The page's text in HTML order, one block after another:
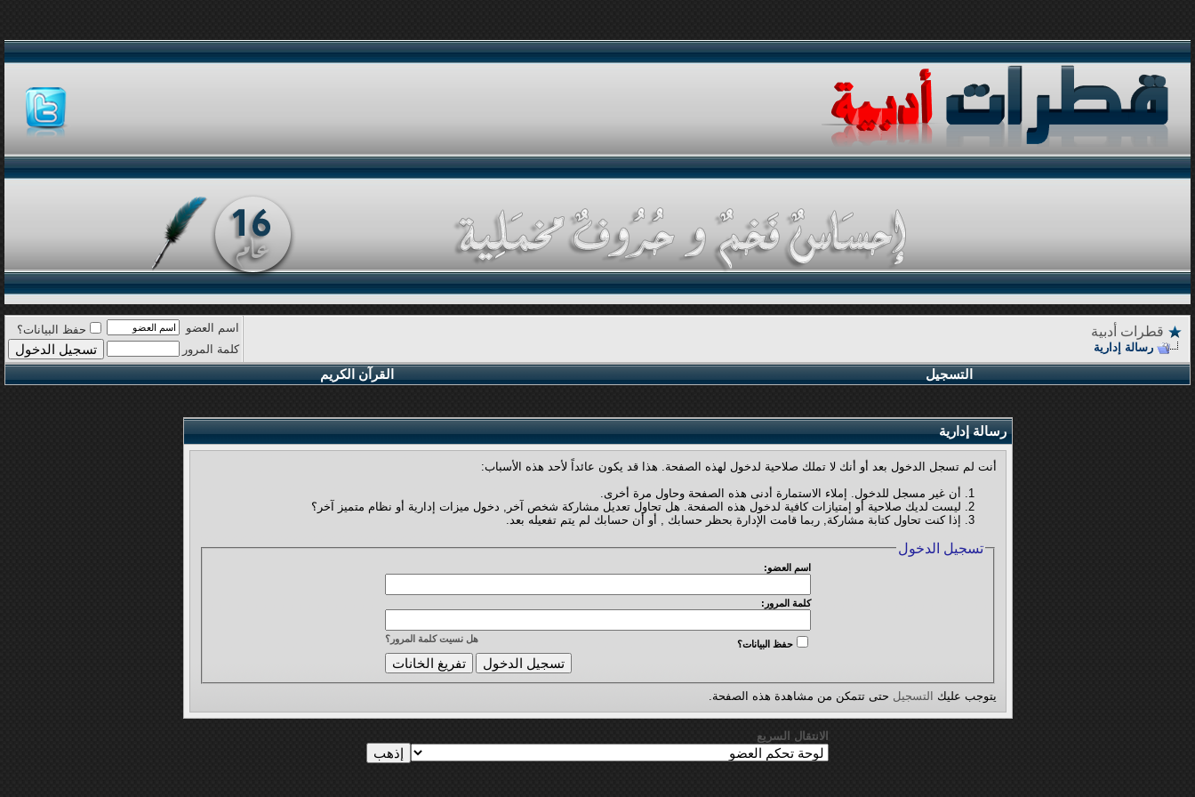
قطرات أدبية
رسالة إدارية
اسم العضو
حفظ البيانات؟
كلمة المرور
التسجيل القرآن الكريم
رسالة إدارية
أنت لم تسجل الدخول بعد أو أنك لا تملك صلاحية لدخول لهذه الصفحة. هذا قد يكون عائداً لأحد هذه الأسباب:
أن غير مسجل للدخول. إملاء الاستمارة أدنى هذه الصفحة وحاول مرة أخرى.
ليست لديك صلاحية أو إمتيازات كافية لدخول هذه الصفحة. هل تحاول تعديل مشاركة شخص آخر, دخول ميزات إدارية أو نظام متميز آخر؟
إذا كنت تحاول كتابة مشاركة, ربما قامت الإدارة بحظر حسابك , أو أن حسابك لم يتم تفعيله بعد.
تسجيل الدخول
اسم العضو:
كلمة المرور:
هل نسيت كلمة المرور؟ حفظ البيانات؟
يتوجب عليك التسجيل حتى تتمكن من مشاهدة هذه الصفحة.
الانتقال السريع